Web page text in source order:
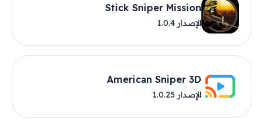
Stick Sniper Mission
الإصدار 1.0.4
American Sniper 3D
الإصدار 1.0.25